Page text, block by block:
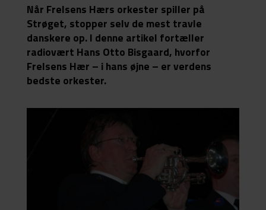
Når Frelsens Hærs orkester spiller på
Strøget, stopper selv de mest travle
danskere op. I denne artikel fortæller
radiovært Hans Otto Bisgaard, hvorfor
Frelsens Hær – i hans øjne – er verdens
bedste orkester.